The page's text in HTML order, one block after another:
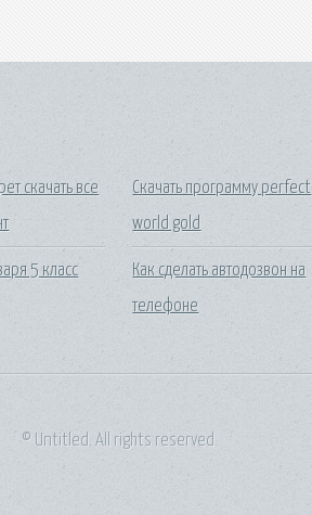
скачать все
5 класс
Скачать программу perfect
world gold
Как сделать автодозвон на
телефоне
© Untitled. All rights reserved.